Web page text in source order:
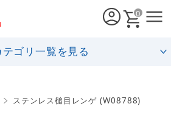
0
テゴリ一覧を見る
ステンレス槌目レンゲ (W08788)